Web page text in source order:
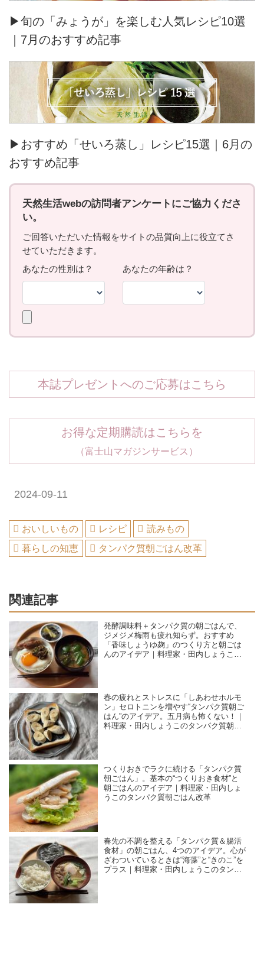
▶旬の「みょうが」を楽しむ人気レシピ10選
｜7月のおすすめ記事
▶おすすめ「せいろ蒸し」レシピ15選｜6月の
おすすめ記事
本誌プレゼントへのご応募はこちら
お得な定期購読はこちらを
（富士山マガジンサービス）
2024-09-11
おいしいもの レシピ
読みもの
暮らしの知恵
タンパク質朝ごはん改革
関連記事
発酵調味料＋タンパク質の朝ごはんで、
ジメジメ梅雨も疲れ知らず。おすすめ
「香味しょうゆ麹」のつくり方と朝ごは
んのアイデア｜料理家・田内しょうこの
春の疲れとストレスに「しあわせホルモ
ン」セロトニンを増やす“タンパク質朝ご
はん”のアイデア。五月病も怖くない！｜
料理家・田内しょうこのタンパク質朝ご
つくりおきでラクに続ける「タンパク質
朝ごはん」。基本の“つくりおき食材”と
朝ごはんのアイデア｜料理家・田内しょ
うこのタンパク質朝ごはん改革
春先の不調を整える「タンパク質＆腸活
食材」の朝ごはん、4つのアイデア。心が
ざわついているときは“海藻”と“きのこ”を
プラス｜料理家・田内しょうこのタンパ